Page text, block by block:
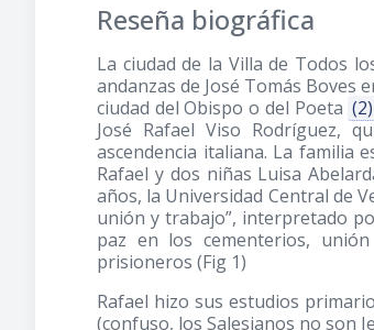
Reseña biográfica
La ciudad de la Villa de Todos
andanzas de José Tomás Boves
ciudad del Obispo o del Poeta (2)
José Rafael Viso Rodríguez,
ascendencia italiana. La familia
Rafael y dos niñas Luisa
años, la Universidad Central de
unión y trabajo”, interpretado
paz en los cementerios,
prisioneros (Fig 1)
Rafael hizo sus estudios
(confuso, los Salesianos no son